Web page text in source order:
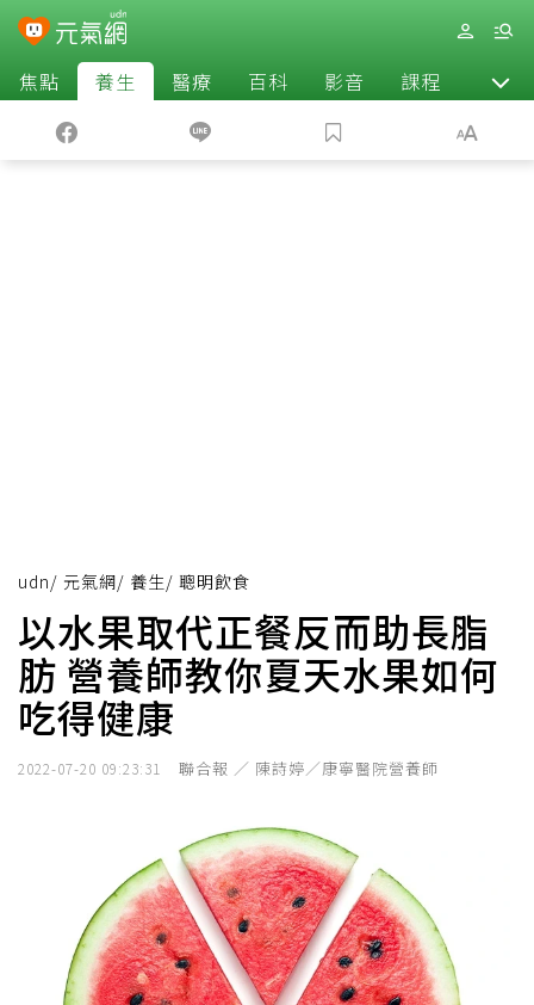
焦點 養生 醫療 百科 影音 課程 退休
udn/ 元氣網/ 養生/ 聰明飲食
以水果取代正餐反而助長脂
肪 營養師教你夏天水果如何
吃得健康
2022-07-20 09:23:31 聯合報 ／ 陳詩婷／康寧醫院營養師